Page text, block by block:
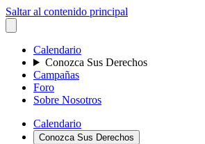
Saltar al contenido principal
Calendario
Conozca Sus Derechos
Campañas
Foro
Sobre Nosotros
Calendario
Conozca Sus Derechos